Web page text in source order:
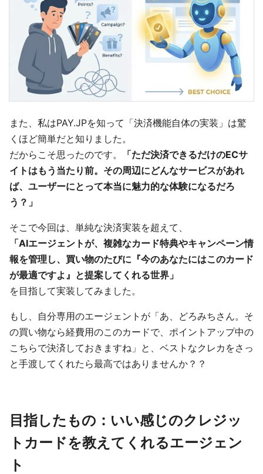
また、私はPAY.JPを知って「決済機能自体の実装」は驚
くほど簡単だと知りました。
だからこそ思ったのです。
「ただ決済できるだけのECサ
イトはもう当たり前。その周辺にどんなサービスがあれ
ば、ユーザーにとって本当に魅力的な体験になるだろ
う？」
そこで今回は、単純な決済実装を超えて、
「AIエージェントが、複雑なカード特典やキャンペーン情
報を管理し、買い物のたびに『今のあなたにはこのカード
が最適ですよ』と提案してくれる世界」
を目指して実装してみました。
もし、自分専用のエージェントが「あ、どろみちさん。そ
の買い物なら経費用のこのカードで、ポイントアップ中の
こちらで決済しておきますね」と、ベストなクレカをさっ
と手渡してくれたら最高ではありませんか？？
目指したもの：いい感じのクレジッ
トカードを教えてくれるエージェン
ト